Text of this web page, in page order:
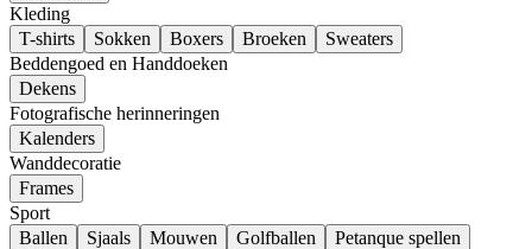
Kleding
T-shirts
Sokken Boxers Broeken
Sweaters
Beddengoed en Handdoeken
Dekens
Fotografische herinneringen
Kalenders
Wanddecoratie
Frames
Sport
Ballen
Sjaals Mouwen Golfballen
Petanque spellen